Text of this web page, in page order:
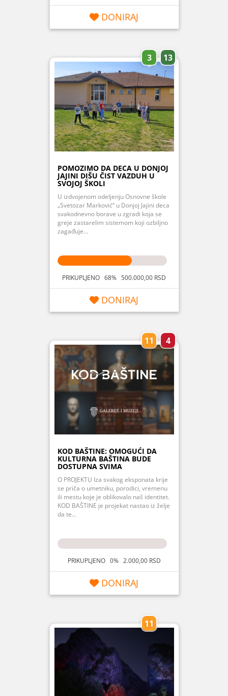
DONIRAJ
3 13
POMOZIMO DA DECA U DONJOJ
JAJINI DIŠU ČIST VAZDUH U
SVOJOJ ŠKOLI
U izdvojenom odeljenju Osnovne škole
„Svetozar Marković“ u Donjoj Jajini deca
svakodnevno borave u zgradi koja se
greje zastarelim sistemom koji ozbiljno
zagađuje...
PRIKUPLJENO 68% 500.000,00 RSD
DONIRAJ
11 4
KOD BAŠTINE: OMOGUĆI DA
KULTURNA BAŠTINA BUDE
DOSTUPNA SVIMA
O PROJEKTU Iza svakog eksponata krije
se priča o umetniku, porodici, vremenu
ili mestu koje je oblikovalo naš identitet.
KOD BAŠTINE je projekat nastao iz želje
da te...
PRIKUPLJENO 0% 2.000,00 RSD
DONIRAJ
11